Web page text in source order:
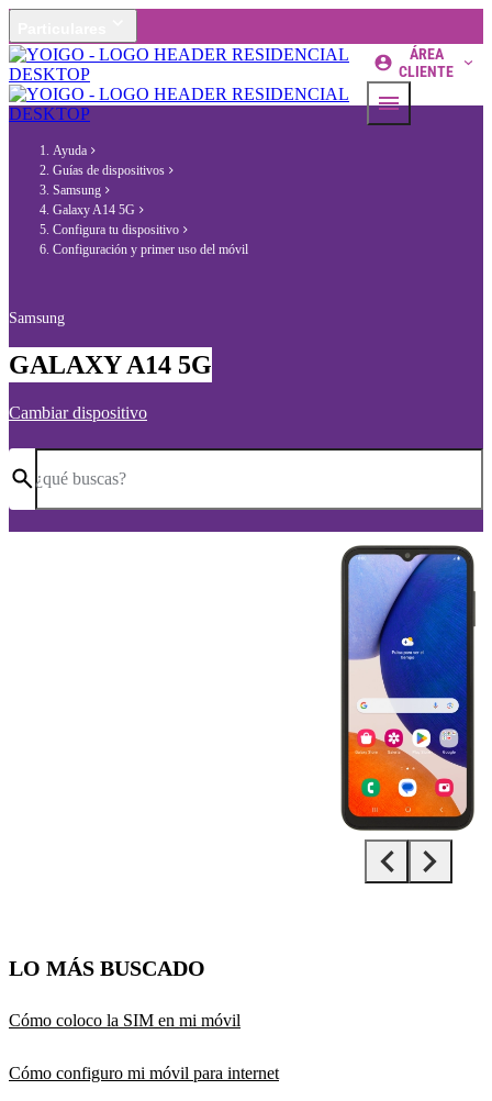
ÁREA
CLIENTE
Ayuda
Guías de dispositivos
Samsung
Galaxy A14 5G
Configura tu dispositivo
Configuración y primer uso del móvil
Samsung
GALAXY A14 5G
Cambiar dispositivo
¿qué buscas?
LO MÁS BUSCADO
Cómo coloco la SIM en mi móvil
Cómo configuro mi móvil para internet